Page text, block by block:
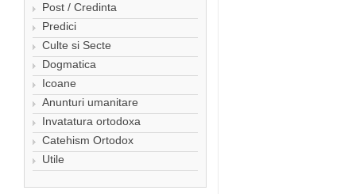
Post / Credinta
Predici
Culte si Secte
Dogmatica
Icoane
Anunturi umanitare
Invatatura ortodoxa
Catehism Ortodox
Utile